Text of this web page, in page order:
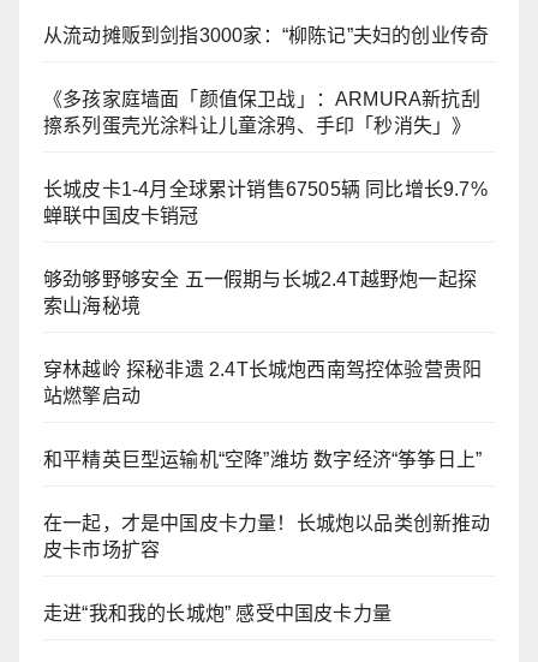
从流动摊贩到剑指3000家：“柳陈记”夫妇的创业传奇
《多孩家庭墙面「颜值保卫战」：ARMURA新抗刮
擦系列蛋壳光涂料让儿童涂鸦、手印「秒消失」》
长城皮卡1-4月全球累计销售67505辆 同比增长9.7%
蝉联中国皮卡销冠
够劲够野够安全 五一假期与长城2.4T越野炮一起探
索山海秘境
穿林越岭 探秘非遗 2.4T长城炮西南驾控体验营贵阳
站燃擎启动
和平精英巨型运输机“空降”潍坊 数字经济“筝筝日上”
在一起，才是中国皮卡力量！长城炮以品类创新推动
皮卡市场扩容
走进“我和我的长城炮” 感受中国皮卡力量